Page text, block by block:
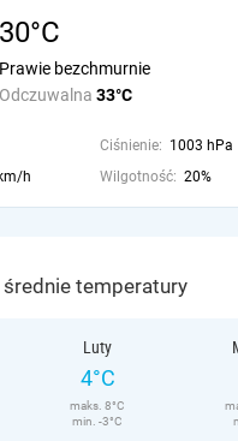
30°C
Odczuwalna 33°C
Prawie bezchmurnie
Ciśnienie: 1003 hPa
h Wilgotność: 20%
średnie temperatury
Luty
4°C
maks. 8°C
min. -3°C